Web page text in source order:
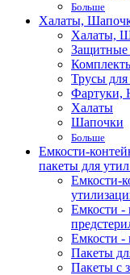
Больше
Халаты,
Халаты,
Трусы для
Фартуки,
Халаты
Шапочки
Больше
Емкости-
пакеты для
Емкости-
Емкости -
Емкости -
Пакеты
Пакеты с